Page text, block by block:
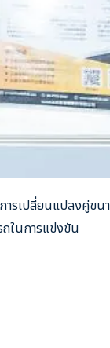
ารเปลี่ยนแปลงคู่ข
ในการแข่งขัน